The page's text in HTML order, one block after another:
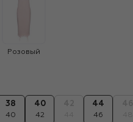
Розовый
38
40
40
42
44
46